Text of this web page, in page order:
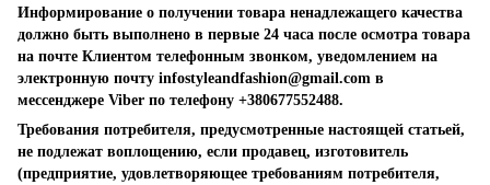
Информирование о получении товара ненадлежащего качества
должно быть выполнено в первые 24 часа после осмотра товара
на почте Клиентом телефонным звонком, уведомлением на
электронную почту infostyleandfashion@gmail.com в
мессенджере Viber по телефону +380677552488.
Требования потребителя, предусмотренные настоящей статьей,
не подлежат воплощению, если продавец, изготовитель
(предприятие, удовлетворяющее требованиям потребителя,